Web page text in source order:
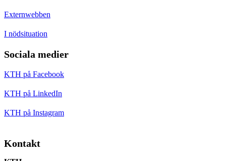
Externwebben
I nödsituation
Sociala medier
KTH på Facebook
KTH på LinkedIn
KTH på Instagram
Kontakt